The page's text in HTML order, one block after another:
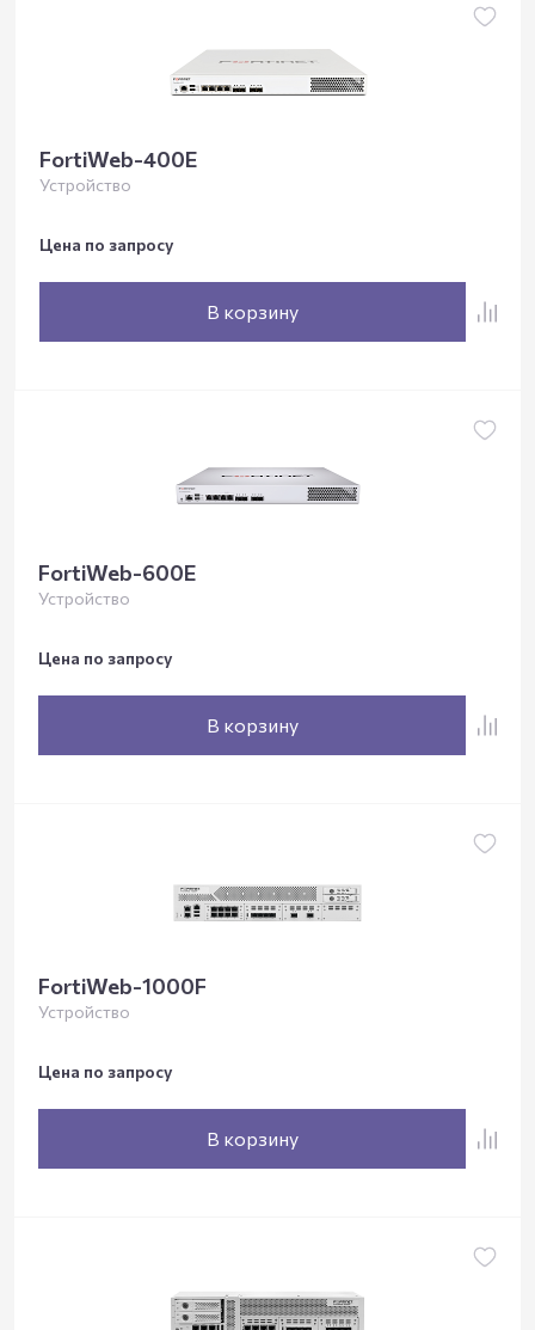
FortiWeb-400E
Устройство
Цена по запросу
В корзину
FortiWeb-600E
Устройство
Цена по запросу
В корзину
FortiWeb-1000F
Устройство
Цена по запросу
В корзину